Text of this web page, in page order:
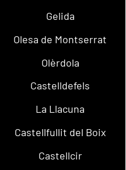
Gelida
Olesa de Montserrat
Olèrdola
Castelldefels
La Llacuna
Castellfullit del Boix
Castellcir